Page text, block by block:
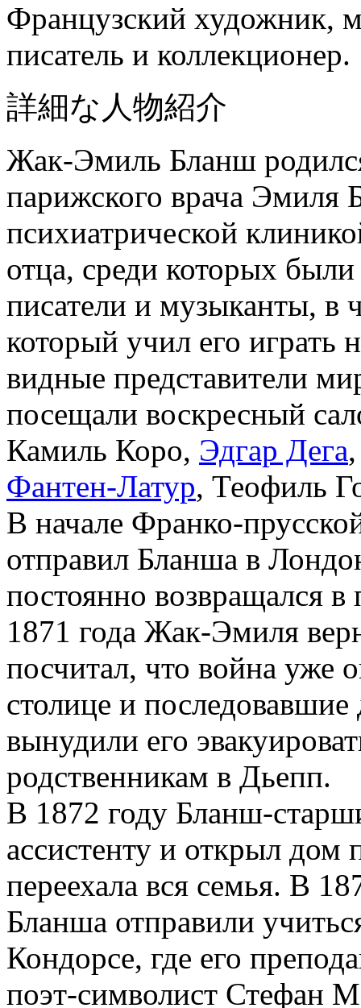
Французский художник,
писатель и коллекционер.
詳細な人物紹介
Жак-Эмиль Бланш
парижского врача Эмиля
психиатрической
отца, среди которых
писатели и музыканты, в
который учил его играть
видные представители
посещали воскресный
Камиль Коро, Эдгар Дега
Фантен-Латур, Теофиль
В начале Франко-
отправил Бланша в
постоянно возвращался
1871 года Жак-Эмиля
посчитал, что война уже
столице и
вынудили его
родственникам в Дьепп.
В 1872 году Бланш-
ассистенту и открыл дом
переехала вся семья. В
Бланша отправили
Кондорсе, где его
поэт-символист Стефан